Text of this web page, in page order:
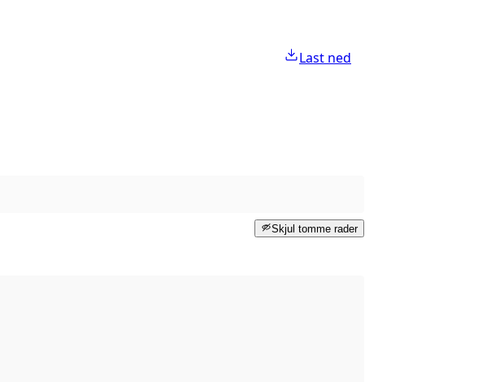
Last ned
Skjul tomme rader